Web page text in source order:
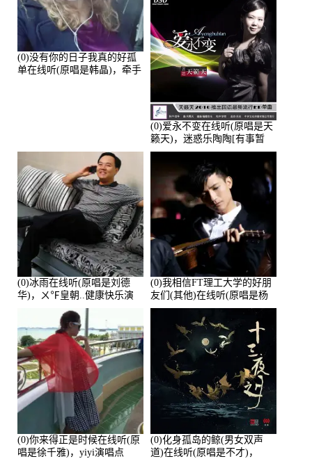
(0)没有你的日子我真的好孤
单在线听(原唱是韩晶)，牵手
(0)爱永不变在线听(原唱是天
籁天)，迷惑乐陶陶[有事暂
离]演唱点播:27678次
(0)冰雨在线听(原唱是刘德
华)，ㄨ℉皇朝..健康快乐演
唱点播:26643次
(0)我相信FT理工大学的好朋
友们(其他)在线听(原唱是杨
培安)，老乔演唱点播:23714
(0)你来得正是时候在线听(原
唱是徐千雅)，yiyi演唱点
(0)化身孤岛的鲸(男女双声
道)在线听(原唱是不才)，